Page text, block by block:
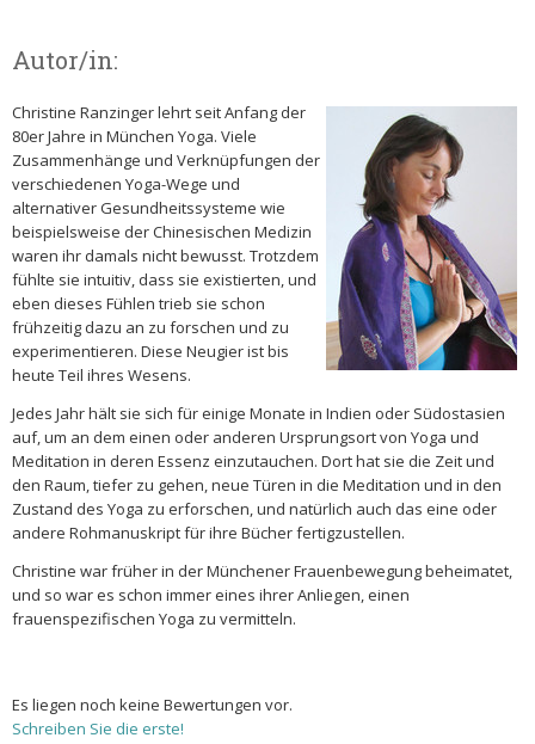
Autor/in:
Christine Ranzinger lehrt seit Anfang der
80er Jahre in München Yoga. Viele
Zusammenhänge und Verknüpfungen der
verschiedenen Yoga-Wege und
alternativer Gesundheitssysteme wie
beispielsweise der Chinesischen Medizin
waren ihr damals nicht bewusst. Trotzdem
fühlte sie intuitiv, dass sie existierten, und
eben dieses Fühlen trieb sie schon
frühzeitig dazu an zu forschen und zu
experimentieren. Diese Neugier ist bis
heute Teil ihres Wesens.
Jedes Jahr hält sie sich für einige Monate in Indien oder Südostasien
auf, um an dem einen oder anderen Ursprungsort von Yoga und
Meditation in deren Essenz einzutauchen. Dort hat sie die Zeit und
den Raum, tiefer zu gehen, neue Türen in die Meditation und in den
Zustand des Yoga zu erforschen, und natürlich auch das eine oder
andere Rohmanuskript für ihre Bücher fertigzustellen.
Christine war früher in der Münchener Frauenbewegung beheimatet,
und so war es schon immer eines ihrer Anliegen, einen
frauenspezifischen Yoga zu vermitteln.
Es liegen noch keine Bewertungen vor.
Schreiben Sie die erste!